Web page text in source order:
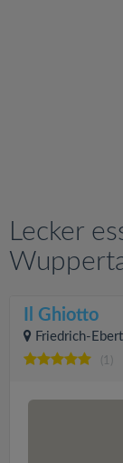
Lecker
Il Ghiotto
Friedrich-
(1)